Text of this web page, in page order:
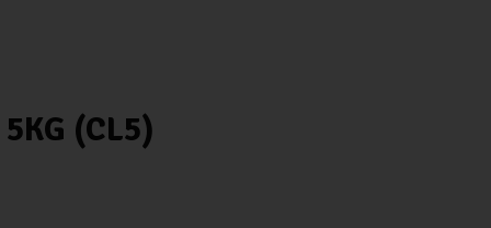
5KG (CL5)